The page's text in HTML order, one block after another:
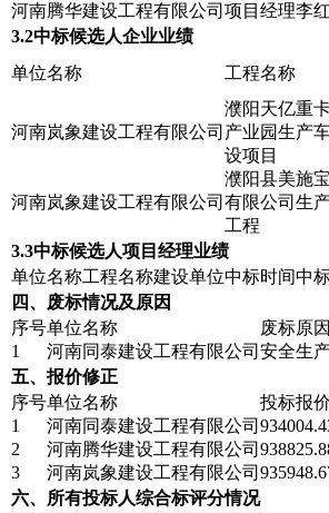
河南腾华建设工程有限公司 项目经理李
3.2中标候选人企业业绩
单位名称
工程名称
河南岚象建设工程有限公司
濮阳天亿重
产业园生产
设项目
河南岚象建设工程有限公司
濮阳县美施
有限公司生
工程
3.3中标候选人项目经理业绩
单位名称工程名称建设单位中标时间中
四、废标情况及原因
序号单位名称
废标原因
1
河南同泰建设工程有限公司 安全生
五、报价修正
序号单位名称 投标报
1
河南同泰建设工程有限公司
2
河南腾华建设工程有限公司
3
河南岚象建设工程有限公司
六、所有投标人综合标评分情况